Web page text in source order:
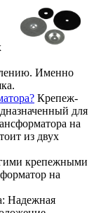
Именно
Крепеж-
для
на
из двух
крепежными
на
Надежная